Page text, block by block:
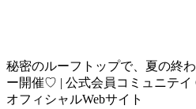
秘密のルーフトップで、夏の終
ー開催♡ | 公式会員コミュニテイ
オフィシャルWebサイト